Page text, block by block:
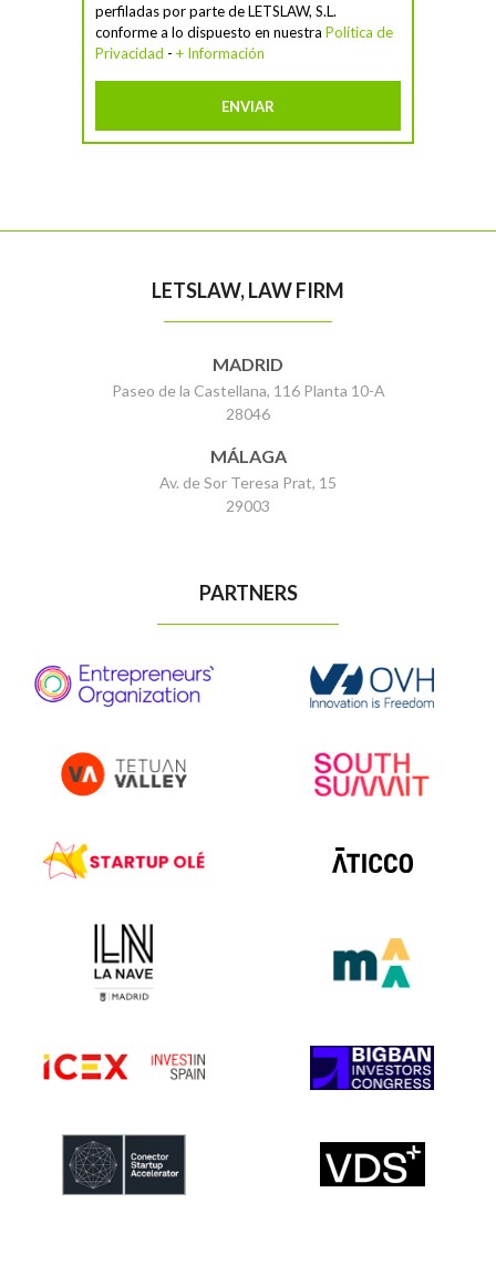
perfiladas por parte de LETSLAW, S.L.
conforme a lo dispuesto en nuestra Política de
Privacidad - + Información
LETSLAW, LAW FIRM
MADRID
Paseo de la Castellana, 116 Planta 10-A
28046
MÁLAGA
Av. de Sor Teresa Prat, 15
29003
PARTNERS